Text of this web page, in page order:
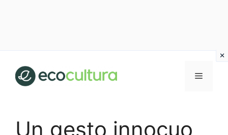
contenuto
MENU
Un gesto innocuo